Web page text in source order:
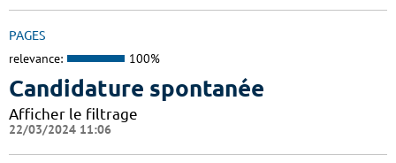
PAGES
relevance: 100%
Candidature spontanée
Afficher le filtrage
22/03/2024 11:06